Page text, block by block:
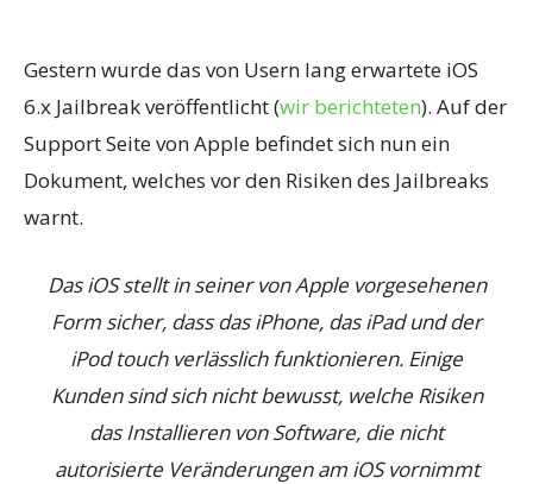
Gestern wurde das von Usern lang erwartete iOS
6.x Jailbreak veröffentlicht (wir berichteten). Auf der
Support Seite von Apple befindet sich nun ein
Dokument, welches vor den Risiken des Jailbreaks
warnt.
Das iOS stellt in seiner von Apple vorgesehenen
Form sicher, dass das iPhone, das iPad und der
iPod touch verlässlich funktionieren. Einige
Kunden sind sich nicht bewusst, welche Risiken
das Installieren von Software, die nicht
autorisierte Veränderungen am iOS vornimmt